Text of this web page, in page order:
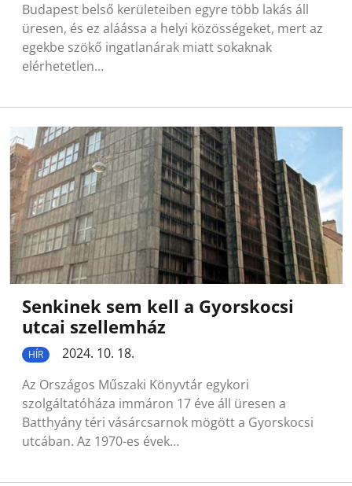
Budapest belső kerületeiben egyre több lakás áll
üresen, és ez aláássa a helyi közösségeket, mert az
egekbe szökő ingatlanárak miatt sokaknak
elérhetetlen…
Senkinek sem kell a Gyorskocsi
utcai szellemház
HÍR
2024. 10. 18.
Az Országos Műszaki Könyvtár egykori
szolgáltatóháza immáron 17 éve áll üresen a
Batthyány téri vásárcsarnok mögött a Gyorskocsi
utcában. Az 1970-es évek…